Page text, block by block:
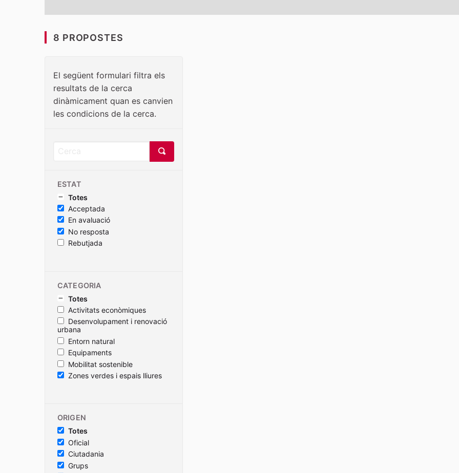
8 PROPOSTES
El següent formulari filtra els
resultats de la cerca
dinàmicament quan es canvien
les condicions de la cerca.
ESTAT
Totes
Acceptada
En avaluació
No resposta
Rebutjada
CATEGORIA
Totes
Activitats econòmiques
Desenvolupament i renovació
urbana
Entorn natural
Equipaments
Mobilitat sostenible
Zones verdes i espais lliures
ORIGEN
Totes
Oficial
Ciutadania
Grups